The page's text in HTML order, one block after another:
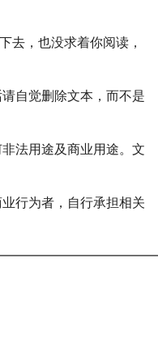
去，也没求着你阅读，
自觉删除文本，而不是
法用途及商业用途。文
行为者，自行承担相关